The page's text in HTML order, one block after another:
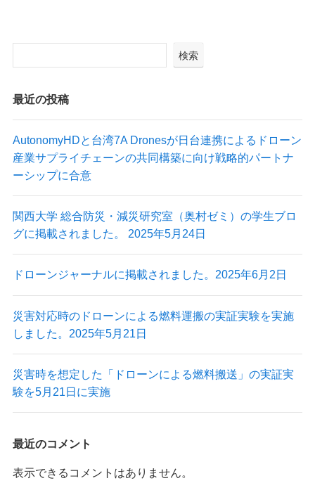
検索
最近の投稿
AutonomyHDと台湾7A Dronesが日台連携によるドローン
産業サプライチェーンの共同構築に向け戦略的パートナ
ーシップに合意
関西大学 総合防災・減災研究室（奥村ゼミ）の学生ブロ
グに掲載されました。 2025年5月24日
ドローンジャーナルに掲載されました。2025年6月2日
災害対応時のドローンによる燃料運搬の実証実験を実施
しました。2025年5月21日
災害時を想定した「ドローンによる燃料搬送」の実証実
験を5月21日に実施
最近のコメント
表示できるコメントはありません。